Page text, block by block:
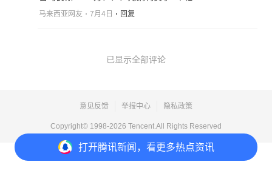
打开腾讯新闻，看更多热点资讯
马来西亚网友 7月4日 回复
已显示全部评论
意见反馈 举报中心 隐私政策
Copyright© 1998-2026 Tencent.All Rights Reserved